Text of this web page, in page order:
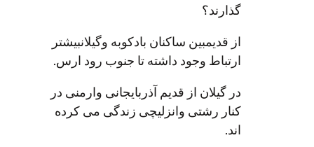
گذارند؟
از قدیمبین ساکنان بادکوبه وگیلانبیشتر
ارتباط وجود داشته تا جنوب رود ارس.
در گیلان از قدیم آذربایجانی وارمنی در
کنار رشتی وانزلیچی زندگی می کرده
اند.